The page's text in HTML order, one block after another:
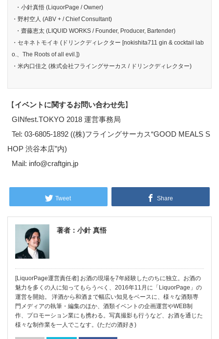
・小針真悟 (LiquorPage / Owner)
・野村空人 (ABV + / Chief Consultant)
・齋藤恵太 (LIQUID WORKS / Founder, Producer, Bartender)
・セキネトモイキ (ドリンクディレクター [nokishita711 gin & cocktail lab
o.、The Roots of all evil.])
・米内口佳之 (株式会社フライングサーカス / ドリンクディレクター)
【イベントに関するお問い合わせ先】
GINfest.TOKYO 2018 運営事務局
Tel: 03-6805-1892 ((株)フライングサーカス“GOOD MEALS S
HOP 渋谷本店”内)
Mail: info@craftgin.jp
Tweet Share
著者：小針 真悟
[LiquorPage運営責任者] お酒の現場を7年経験したのちに独立。お酒の
魅力を多くの人に知ってもらうべく、2016年11月に「LiquorPage」の
運営を開始。 洋酒から和酒まで幅広い知見をベースに、様々な酒類専
門メディアの執筆・編集のほか、酒類イベントの企画運営やWEB制
作、プロモーション業にも携わる。写真撮影も行うなど、お酒を通じた
様々な制作業を一人でこなす。(ただの酒好き)